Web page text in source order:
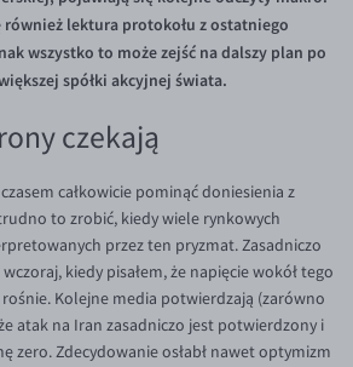
również lektura protokołu z ostatniego
wszystko to może zejść na dalszy plan po
spółki akcyjnej świata.
czekają
całkowicie pominąć doniesienia z
to zrobić, kiedy wiele rynkowych
przez ten pryzmat. Zasadniczo
kiedy pisałem, że napięcie wokół tego
Kolejne media potwierdzają (zarówno
atak na Iran zasadniczo jest potwierdzony i
zero. Zdecydowanie osłabł nawet optymizm